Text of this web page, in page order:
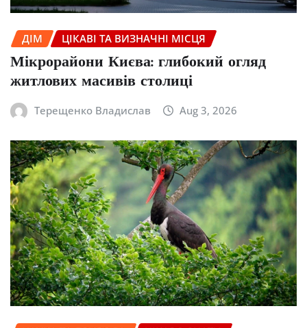
ДІМ ЦІКАВІ ТА ВИЗНАЧНІ МІСЦЯ
Мікрорайони Києва: глибокий огляд
житлових масивів столиці
Терещенко Владислав Aug 3, 2026